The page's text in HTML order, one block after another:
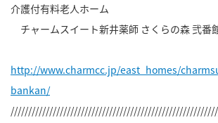
介護付有料老人ホーム
チャームスイート新井薬師 さくらの森 弐番
http://www.charmcc.jp/east_homes/
bankan/